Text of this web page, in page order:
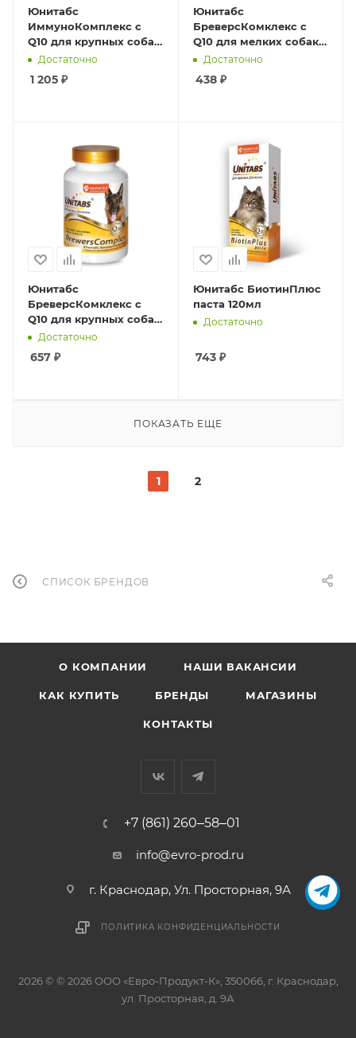
Юнитабс
ИммуноКомплекс c
Q10 для крупных собак,
100таб
Достаточно
1 205 ₽
Юнитабс
БреверсКомклекс c
Q10 для мелких собак,
100 таб
Достаточно
438₽
Юнитабс
БреверсКомклекс c
Q10 для крупных собак,
100 таб
Достаточно
657 ₽
Юнитабс БиотинПлюс
паста 120мл
Достаточно
743₽
ПОКАЗАТЬ ЕЩЕ
1 2
СПИСОК БРЕНДОВ
О КОМПАНИИ НАШИ ВАКАНСИИ
КАК КУПИТЬ БРЕНДЫ МАГАЗИНЫ
КОНТАКТЫ
+7 (861) 260‒58‒01
info@evro-prod.ru
г. Краснодар, ​Ул. Просторная, 9А
ПОЛИТИКА КОНФИДЕНЦИАЛЬНОСТИ
2026 © © 2026 ООО «Евро-Продукт-К», 350066, г. Краснодар,
ул. Просторная, д. 9А